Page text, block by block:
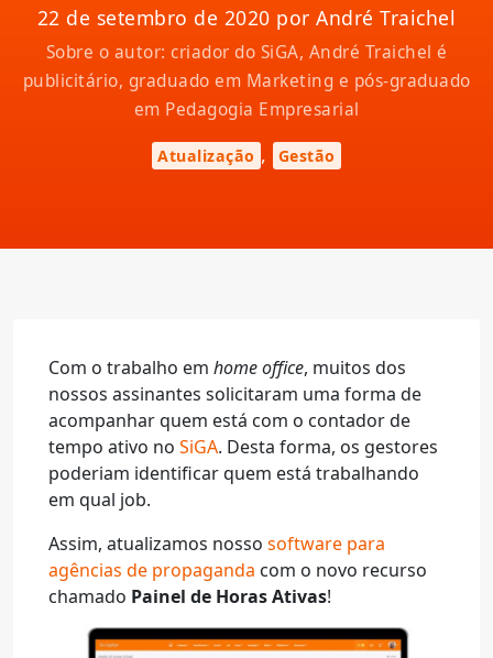
22 de setembro de 2020 por André Traichel
Sobre o autor: criador do SiGA, André Traichel é
publicitário, graduado em Marketing e pós-graduado
em Pedagogia Empresarial
Atualização , Gestão
Com o trabalho em home office, muitos dos
nossos assinantes solicitaram uma forma de
acompanhar quem está com o contador de
tempo ativo no SiGA. Desta forma, os gestores
poderiam identificar quem está trabalhando
em qual job.
Assim, atualizamos nosso software para
agências de propaganda com o novo recurso
chamado Painel de Horas Ativas!